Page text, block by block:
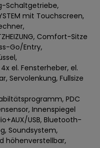
Schaltgetriebe,
mit Touchscreen,
Comfort-Sitze
Go/Entry,
el. Fensterheber, el.
Servolenkung, Fullsize
PDC
Innenspiegel
USB, Bluetooth-
Soundsystem,
höhenverstellbar,